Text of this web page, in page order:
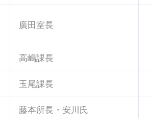
廣田室長
高嶋課長
玉尾課長
藤本所長・安川氏